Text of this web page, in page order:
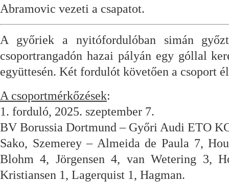
Abramovic vezeti a csapatot.
A győriek a nyitófordulóban simán
csoportrangadón hazai pályán egy góllal
együttesén. Két fordulót követően a csoport
A csoportmérkőzések:
1. forduló, 2025. szeptember 7.
BV Borussia Dortmund – Győri Audi ETO
Sako, Szemerey – Almeida de Paula 7,
Blohm 4, Jörgensen 4, van Wetering 3,
Kristiansen 1, Lagerquist 1, Hagman.